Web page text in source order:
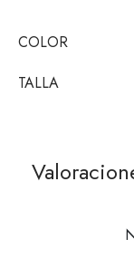
COLOR
TALLA